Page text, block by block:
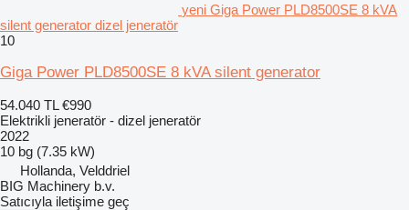
yeni Giga Power PLD8500SE 8 kVA
silent generator dizel jeneratör
10
Giga Power PLD8500SE 8 kVA silent generator
54.040 TL €990
Elektrikli jeneratör - dizel jeneratör
2022
10 bg (7.35 kW)
Hollanda, Velddriel
BIG Machinery b.v.
Satıcıyla iletişime geç